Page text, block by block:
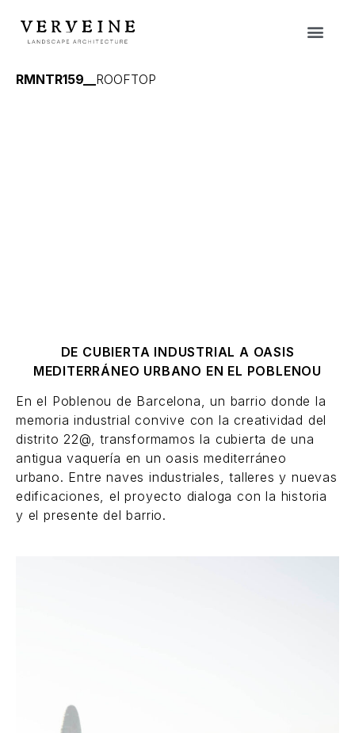
RMNTR159__ ROOFTOP
DE CUBIERTA INDUSTRIAL A OASIS
MEDITERRÁNEO URBANO EN EL POBLENOU
En el Poblenou de Barcelona, un barrio donde la
memoria industrial convive con la creatividad del
distrito 22@, transformamos la cubierta de una
antigua vaquería en un oasis mediterráneo
urbano. Entre naves industriales, talleres y nuevas
edificaciones, el proyecto dialoga con la historia
y el presente del barrio.